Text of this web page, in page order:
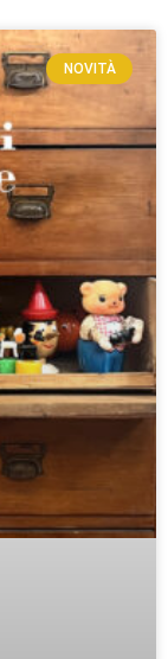
NOVITÀ